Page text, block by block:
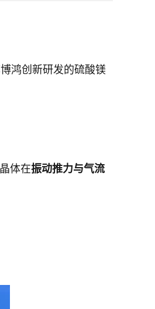
鸿创新研发的硫酸镁
体在振动推力与气流